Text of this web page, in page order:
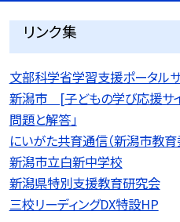
リンク集
文部科学省学習支援ポータルサ
新潟市 [子どもの学び応援サ
問題と解答」
にいがた共育通信（新潟市教育
新潟市立白新中学校
新潟県特別支援教育研究会
三校リーディングDX特設HP